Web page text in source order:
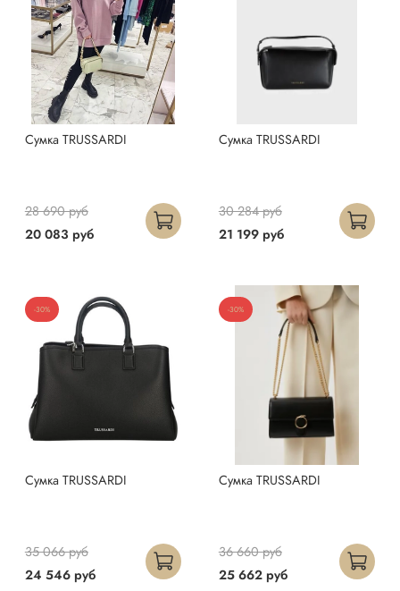
Сумка TRUSSARDI
20 083 руб
28 690 руб
Сумка TRUSSARDI
21 199 руб
30 284 руб
-30%
Сумка TRUSSARDI
24 546 руб
35 066 руб
-30%
Сумка TRUSSARDI
25 662 руб
36 660 руб